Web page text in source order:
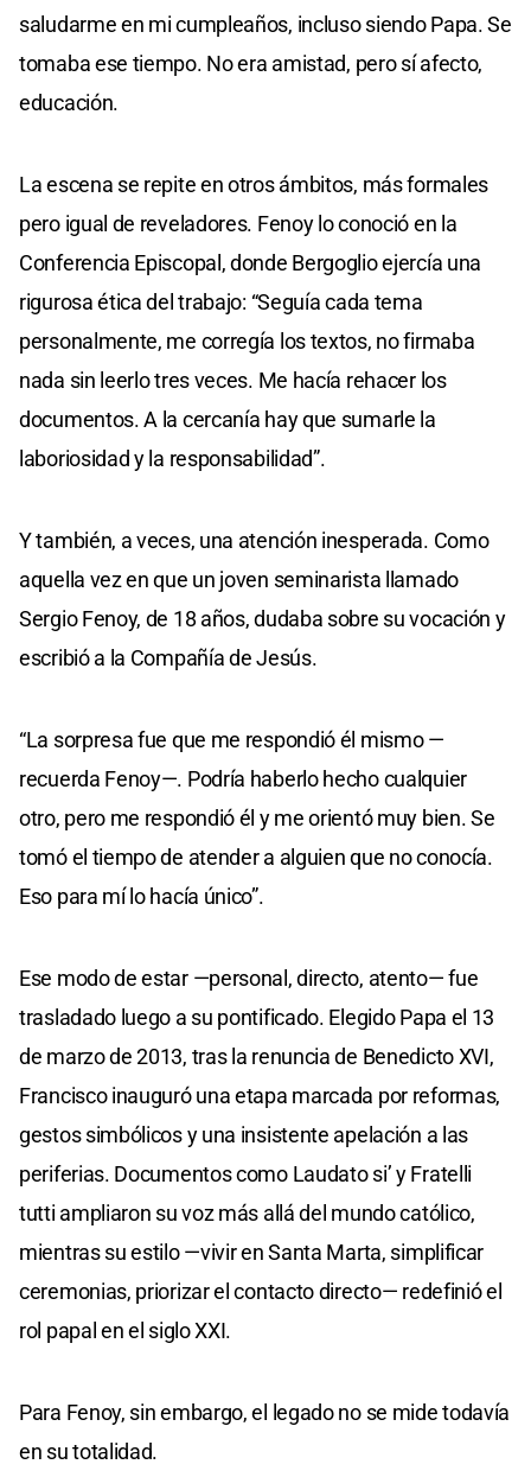
saludarme en mi cumpleaños, incluso siendo Papa. Se
tomaba ese tiempo. No era amistad, pero sí afecto,
educación.
La escena se repite en otros ámbitos, más formales
pero igual de reveladores. Fenoy lo conoció en la
Conferencia Episcopal, donde Bergoglio ejercía una
rigurosa ética del trabajo: “Seguía cada tema
personalmente, me corregía los textos, no firmaba
nada sin leerlo tres veces. Me hacía rehacer los
documentos. A la cercanía hay que sumarle la
laboriosidad y la responsabilidad”.
Y también, a veces, una atención inesperada. Como
aquella vez en que un joven seminarista llamado
Sergio Fenoy, de 18 años, dudaba sobre su vocación y
escribió a la Compañía de Jesús.
“La sorpresa fue que me respondió él mismo —
recuerda Fenoy—. Podría haberlo hecho cualquier
otro, pero me respondió él y me orientó muy bien. Se
tomó el tiempo de atender a alguien que no conocía.
Eso para mí lo hacía único”.
Ese modo de estar —personal, directo, atento— fue
trasladado luego a su pontificado. Elegido Papa el 13
de marzo de 2013, tras la renuncia de Benedicto XVI,
Francisco inauguró una etapa marcada por reformas,
gestos simbólicos y una insistente apelación a las
periferias. Documentos como Laudato si’ y Fratelli
tutti ampliaron su voz más allá del mundo católico,
mientras su estilo —vivir en Santa Marta, simplificar
ceremonias, priorizar el contacto directo— redefinió el
rol papal en el siglo XXI.
Para Fenoy, sin embargo, el legado no se mide todavía
en su totalidad.